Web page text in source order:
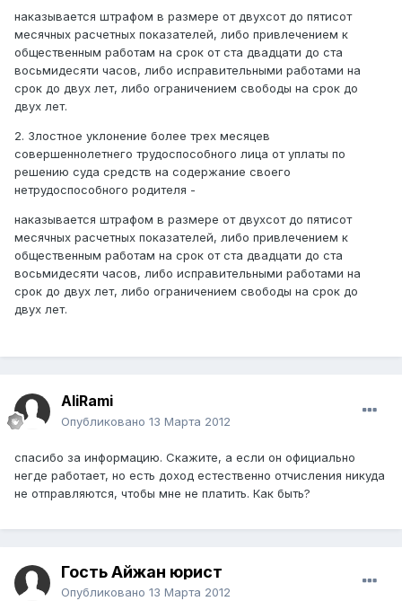
наказывается штрафом в размере от двухсот до пятисот
месячных расчетных показателей, либо привлечением к
общественным работам на срок от ста двадцати до ста
восьмидесяти часов, либо исправительными работами на
срок до двух лет, либо ограничением свободы на срок до
двух лет.
2. Злостное уклонение более трех месяцев
совершеннолетнего трудоспособного лица от уплаты по
решению суда средств на содержание своего
нетрудоспособного родителя -
наказывается штрафом в размере от двухсот до пятисот
месячных расчетных показателей, либо привлечением к
общественным работам на срок от ста двадцати до ста
восьмидесяти часов, либо исправительными работами на
срок до двух лет, либо ограничением свободы на срок до
двух лет.
AliRami
Опубликовано 13 Марта 2012
спасибо за информацию. Скажите, а если он официально
негде работает, но есть доход естественно отчисления никуда
не отправляются, чтобы мне не платить. Как быть?
Гость Айжан юрист
Опубликовано 13 Марта 2012